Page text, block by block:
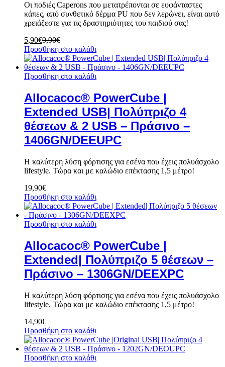
Οι ποδιές Caperons που μετατρέπονται σε ευφάνταστες
κάπες, από συνθετικό δέρμα PU που δεν λερώνει, είναι αυτό
χρειάζεστε για τις δραστηριότητες του παιδιού σας!
5,90€9,90€
Προσθήκη στο καλάθι
Προσθήκη στο καλάθι
Allocacoc® PowerCube |
Extended USB| Πολύπριζο 4
θέσεων & 2 USB – Πράσινο –
1406GN/DEEUPC
Η καλύτερη λύση φόρτισης για εσένα που έχεις πολυάσχολο
lifestyle. Τώρα και με καλώδιο επέκτασης 1,5 μέτρο!
19,90€
Προσθήκη στο καλάθι
Προσθήκη στο καλάθι
Allocacoc® PowerCube |
Extended| Πολύπριζο 5 θέσεων –
Πράσινο – 1306GN/DEEXPC
Η καλύτερη λύση φόρτισης για εσένα που έχεις πολυάσχολο
lifestyle. Τώρα και με καλώδιο επέκτασης 1,5 μέτρο!
14,90€
Προσθήκη στο καλάθι
Προσθήκη στο καλάθι